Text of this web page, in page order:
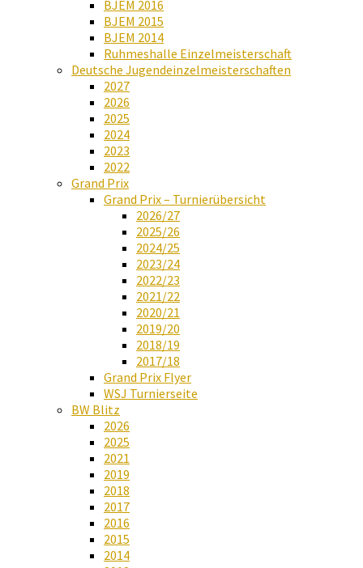
BJEM 2016
BJEM 2015
BJEM 2014
Ruhmeshalle Einzelmeisterschaft
Deutsche Jugendeinzelmeisterschaften
2027
2026
2025
2024
2023
2022
Grand Prix
Grand Prix – Turnierübersicht
2026/27
2025/26
2024/25
2023/24
2022/23
2021/22
2020/21
2019/20
2018/19
2017/18
Grand Prix Flyer
WSJ Turnierseite
BW Blitz
2026
2025
2021
2019
2018
2017
2016
2015
2014